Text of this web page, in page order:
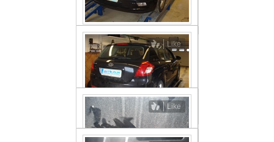
Like
Like